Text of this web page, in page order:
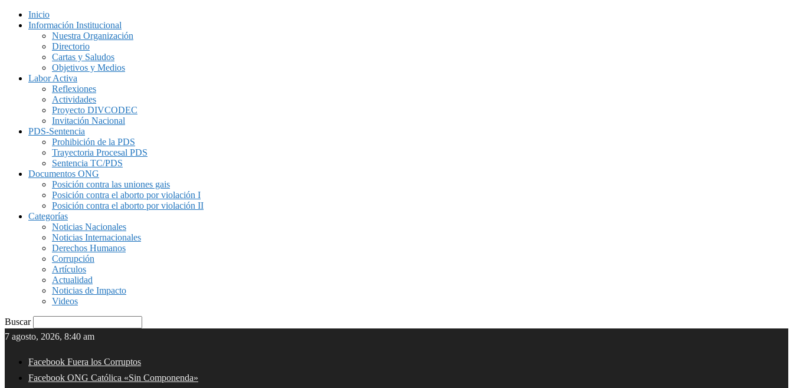
Inicio
Información Institucional
Nuestra Organización
Directorio
Cartas y Saludos
Objetivos y Medios
Labor Activa
Reflexiones
Actividades
Proyecto DIVCODEC
Invitación Nacional
PDS-Sentencia
Prohibición de la PDS
Trayectoria Procesal PDS
Sentencia TC/PDS
Documentos ONG
Posición contra las uniones gais
Posición contra el aborto por violación I
Posición contra el aborto por violación II
Categorías
Noticias Nacionales
Noticias Internacionales
Derechos Humanos
Corrupción
Artículos
Actualidad
Noticias de Impacto
Videos
Buscar
7 agosto, 2026, 8:40 am
Facebook Fuera los Corruptos
Facebook ONG Católica «Sin Componenda»